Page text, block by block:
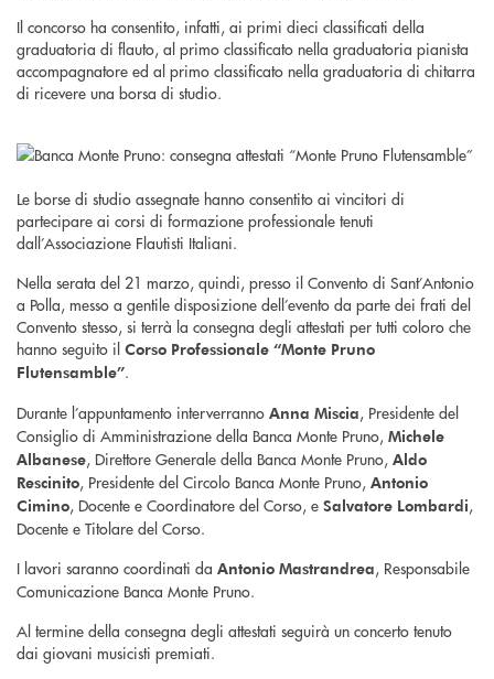
Il concorso ha consentito, infatti, ai primi dieci classificati della
graduatoria di flauto, al primo classificato nella graduatoria pianista
accompagnatore ed al primo classificato nella graduatoria di chitarra
di ricevere una borsa di studio.
Le borse di studio assegnate hanno consentito ai vincitori di
partecipare ai corsi di formazione professionale tenuti
dall’Associazione Flautisti Italiani.
Nella serata del 21 marzo, quindi, presso il Convento di Sant’Antonio
a Polla, messo a gentile disposizione dell’evento da parte dei frati del
Convento stesso, si terrà la consegna degli attestati per tutti coloro che
hanno seguito il Corso Professionale “Monte Pruno
Flutensamble”.
Durante l’appuntamento interverranno Anna Miscia, Presidente del
Consiglio di Amministrazione della Banca Monte Pruno, Michele
Albanese, Direttore Generale della Banca Monte Pruno, Aldo
Rescinito, Presidente del Circolo Banca Monte Pruno, Antonio
Cimino, Docente e Coordinatore del Corso, e Salvatore Lombardi,
Docente e Titolare del Corso.
I lavori saranno coordinati da Antonio Mastrandrea, Responsabile
Comunicazione Banca Monte Pruno.
Al termine della consegna degli attestati seguirà un concerto tenuto
dai giovani musicisti premiati.